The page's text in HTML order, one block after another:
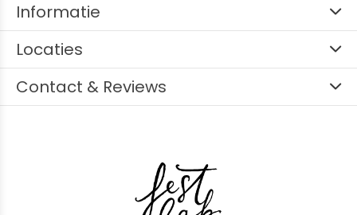
Informatie
Locaties
Contact & Reviews